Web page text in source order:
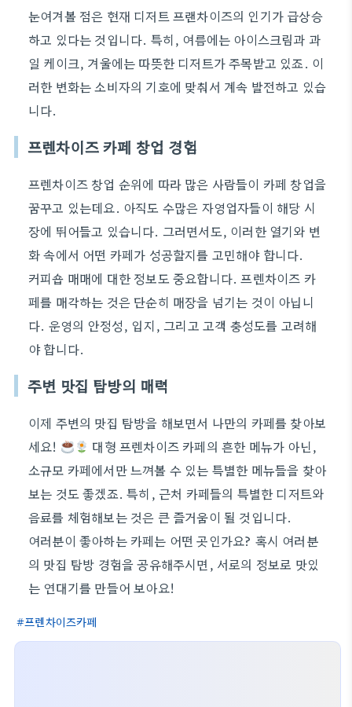
눈여겨볼 점은 현재 디저트 프랜차이즈의 인기가 급상승
하고 있다는 것입니다. 특히, 여름에는 아이스크림과 과
일 케이크, 겨울에는 따뜻한 디저트가 주목받고 있죠. 이
러한 변화는 소비자의 기호에 맞춰서 계속 발전하고 있습
니다.
프렌차이즈 카페 창업 경험
프렌차이즈 창업 순위에 따라 많은 사람들이 카페 창업을
꿈꾸고 있는데요. 아직도 수많은 자영업자들이 해당 시
장에 뛰어들고 있습니다. 그러면서도, 이러한 열기와 변
화 속에서 어떤 카페가 성공할지를 고민해야 합니다.
커피숍 매매에 대한 정보도 중요합니다. 프렌차이즈 카
페를 매각하는 것은 단순히 매장을 넘기는 것이 아닙니
다. 운영의 안정성, 입지, 그리고 고객 충성도를 고려해
야 합니다.
주변 맛집 탐방의 매력
이제 주변의 맛집 탐방을 해보면서 나만의 카페를 찾아보
세요!
대형 프렌차이즈 카페의 흔한 메뉴가 아닌,
소규모 카페에서만 느껴볼 수 있는 특별한 메뉴들을 찾아
보는 것도 좋겠죠. 특히, 근처 카페들의 특별한 디저트와
음료를 체험해보는 것은 큰 즐거움이 될 것입니다.
여러분이 좋아하는 카페는 어떤 곳인가요? 혹시 여러분
의 맛집 탐방 경험을 공유해주시면, 서로의 정보로 맛있
는 연대기를 만들어 보아요!
프렌차이즈카페